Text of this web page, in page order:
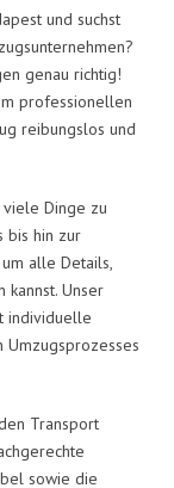
und suchst
genau richtig!
professionellen
reibungslos und
Dinge zu
bis hin zur
alle Details,
kannst. Unser
individuelle
Umzugsprozesses
Transport
sowie die